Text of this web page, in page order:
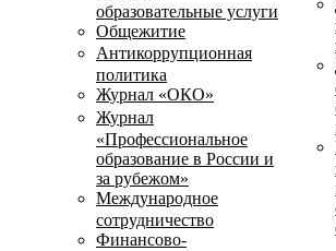
образовательные услуги
Общежитие
Антикоррупционная
политика
Журнал «ОКО»
Журнал
«Профессиональное
образование в России и
за рубежом»
Международное
сотрудничество
Финансово-